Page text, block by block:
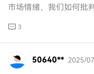
市场情绪，我们如何批
3
50640** 2025/